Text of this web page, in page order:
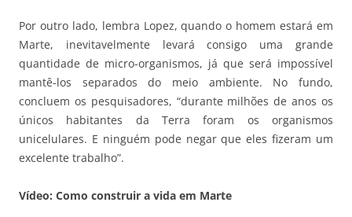
Por outro lado, lembra Lopez, quando o homem estará em
Marte, inevitavelmente levará consigo uma grande
quantidade de micro-organismos, já que será impossível
mantê-los separados do meio ambiente. No fundo,
concluem os pesquisadores, “durante milhões de anos os
únicos habitantes da Terra foram os organismos
unicelulares. E ninguém pode negar que eles fizeram um
excelente trabalho”.
Vídeo: Como construir a vida em Marte